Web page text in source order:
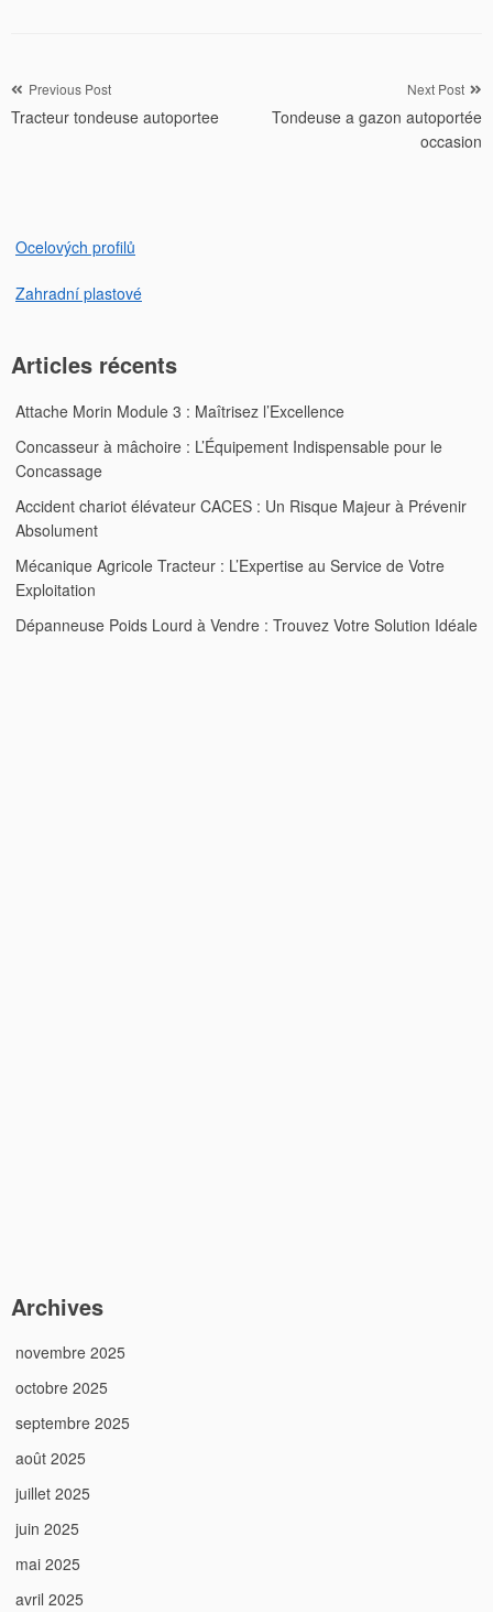
Navigation
de
Previous Post
Tracteur tondeuse autoportee
Next Post
Tondeuse a gazon autoportée
occasion
Ocelových profilů
Zahradní plastové
Articles récents
Attache Morin Module 3 : Maîtrisez l’Excellence
Concasseur à mâchoire : L’Équipement Indispensable pour le
Concassage
Accident chariot élévateur CACES : Un Risque Majeur à Prévenir
Absolument
Mécanique Agricole Tracteur : L’Expertise au Service de Votre
Exploitation
Dépanneuse Poids Lourd à Vendre : Trouvez Votre Solution Idéale
Archives
novembre 2025
octobre 2025
septembre 2025
août 2025
juillet 2025
juin 2025
mai 2025
avril 2025